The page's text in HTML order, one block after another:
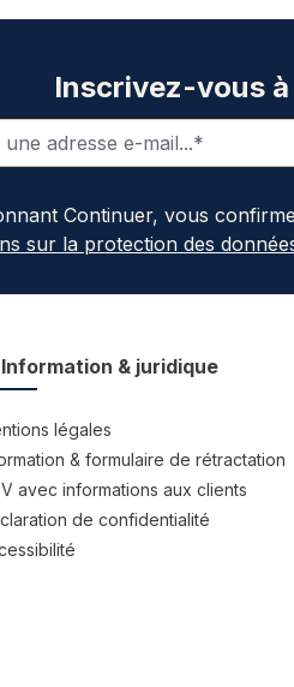
Inscrivez-vous
Continuer, vous
sur la protection des
Information & juridique
légales
& formulaire de rétractation
avec informations aux clients
de confidentialité